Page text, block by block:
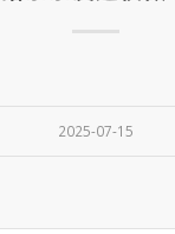
2025-07-15